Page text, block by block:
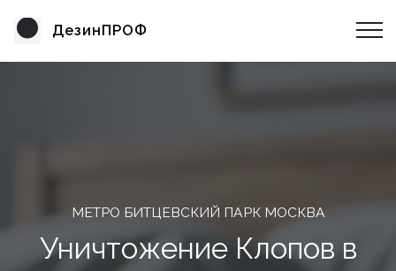
ДезинПРОФ
МЕТРО БИТЦЕВСКИЙ ПАРК МОСКВА
Уничтожение Клопов в